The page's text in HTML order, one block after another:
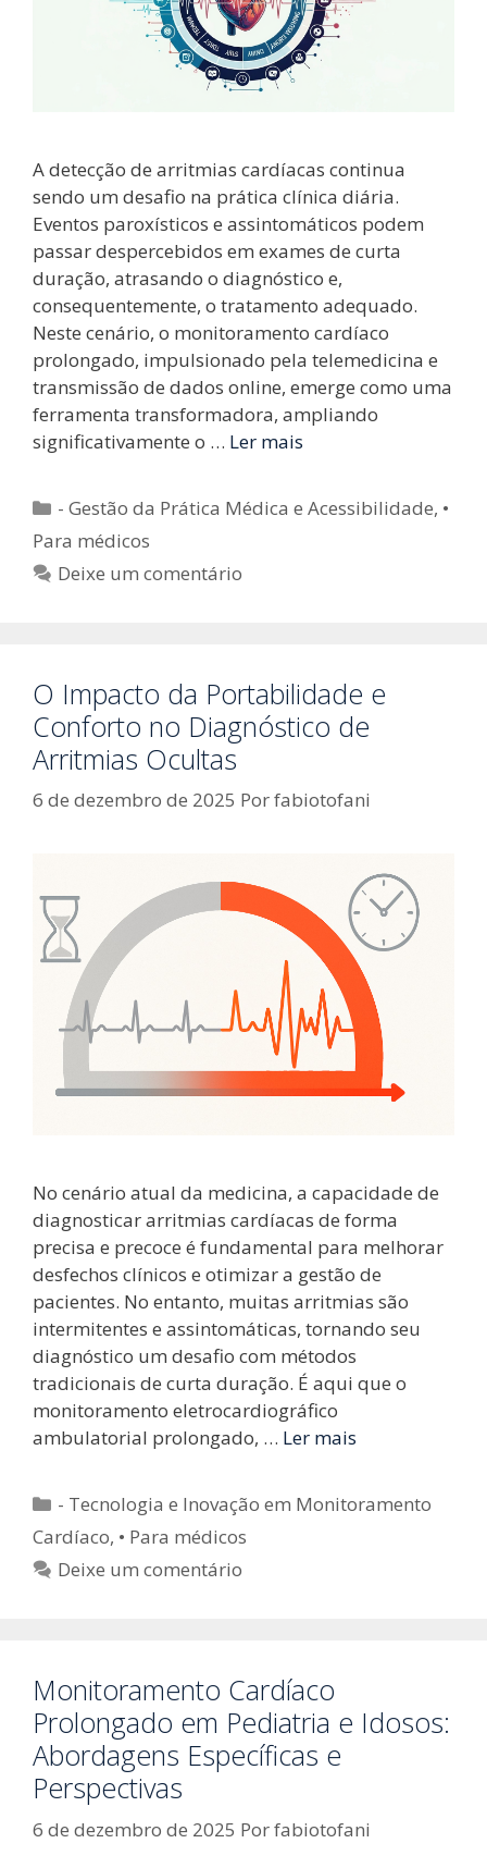
A detecção de arritmias cardíacas continua
sendo um desafio na prática clínica diária.
Eventos paroxísticos e assintomáticos podem
passar despercebidos em exames de curta
duração, atrasando o diagnóstico e,
consequentemente, o tratamento adequado.
Neste cenário, o monitoramento cardíaco
prolongado, impulsionado pela telemedicina e
transmissão de dados online, emerge como uma
ferramenta transformadora, ampliando
significativamente o … Ler mais
Categorias
- Gestão da Prática Médica e Acessibilidade, •
Para médicos
Deixe um comentário
O Impacto da Portabilidade e
Conforto no Diagnóstico de
Arritmias Ocultas
6 de dezembro de 2025 Porfabiotofani
No cenário atual da medicina, a capacidade de
diagnosticar arritmias cardíacas de forma
precisa e precoce é fundamental para melhorar
desfechos clínicos e otimizar a gestão de
pacientes. No entanto, muitas arritmias são
intermitentes e assintomáticas, tornando seu
diagnóstico um desafio com métodos
tradicionais de curta duração. É aqui que o
monitoramento eletrocardiográfico
ambulatorial prolongado, … Ler mais
Categorias
- Tecnologia e Inovação em Monitoramento
Cardíaco, • Para médicos
Deixe um comentário
Monitoramento Cardíaco
Prolongado em Pediatria e Idosos:
Abordagens Específicas e
Perspectivas
6 de dezembro de 2025 Porfabiotofani